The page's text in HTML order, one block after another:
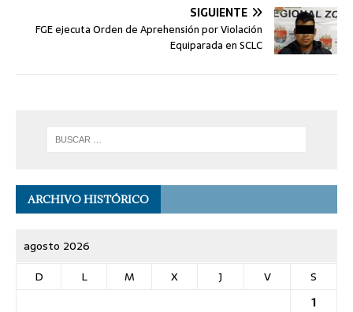
SIGUIENTE
FGE ejecuta Orden de Aprehensión por Violación
Equiparada en SCLC
ARCHIVO HISTÓRICO
agosto 2026
D
L M X J V
S
1